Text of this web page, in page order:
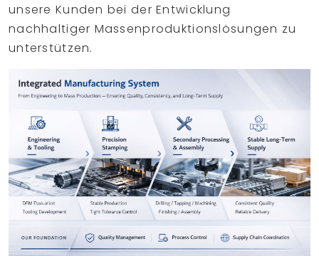
unsere Kunden bei der Entwicklung
nachhaltiger Massenproduktionslösungen zu
unterstützen.